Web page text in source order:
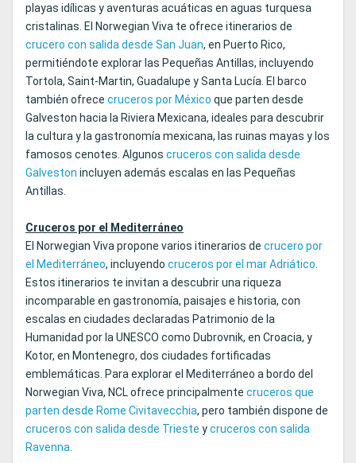
playas idílicas y aventuras acuáticas en aguas turquesa
cristalinas. El Norwegian Viva te ofrece itinerarios de
crucero con salida desde San Juan, en Puerto Rico,
permitiéndote explorar las Pequeñas Antillas, incluyendo
Tortola, Saint-Martin, Guadalupe y Santa Lucía. El barco
también ofrece cruceros por México que parten desde
Galveston hacia la Riviera Mexicana, ideales para descubrir
la cultura y la gastronomía mexicana, las ruinas mayas y los
famosos cenotes. Algunos cruceros con salida desde
Galveston incluyen además escalas en las Pequeñas
Antillas.
Cruceros por el Mediterráneo
El Norwegian Viva propone varios itinerarios de crucero por
el Mediterráneo, incluyendo cruceros por el mar Adriático.
Estos itinerarios te invitan a descubrir una riqueza
incomparable en gastronomía, paisajes e historia, con
escalas en ciudades declaradas Patrimonio de la
Humanidad por la UNESCO como Dubrovnik, en Croacia, y
Kotor, en Montenegro, dos ciudades fortificadas
emblemáticas. Para explorar el Mediterráneo a bordo del
Norwegian Viva, NCL ofrece principalmente cruceros que
parten desde Rome Civitavecchia, pero también dispone de
cruceros con salida desde Trieste ycruceros con salida
Ravenna.